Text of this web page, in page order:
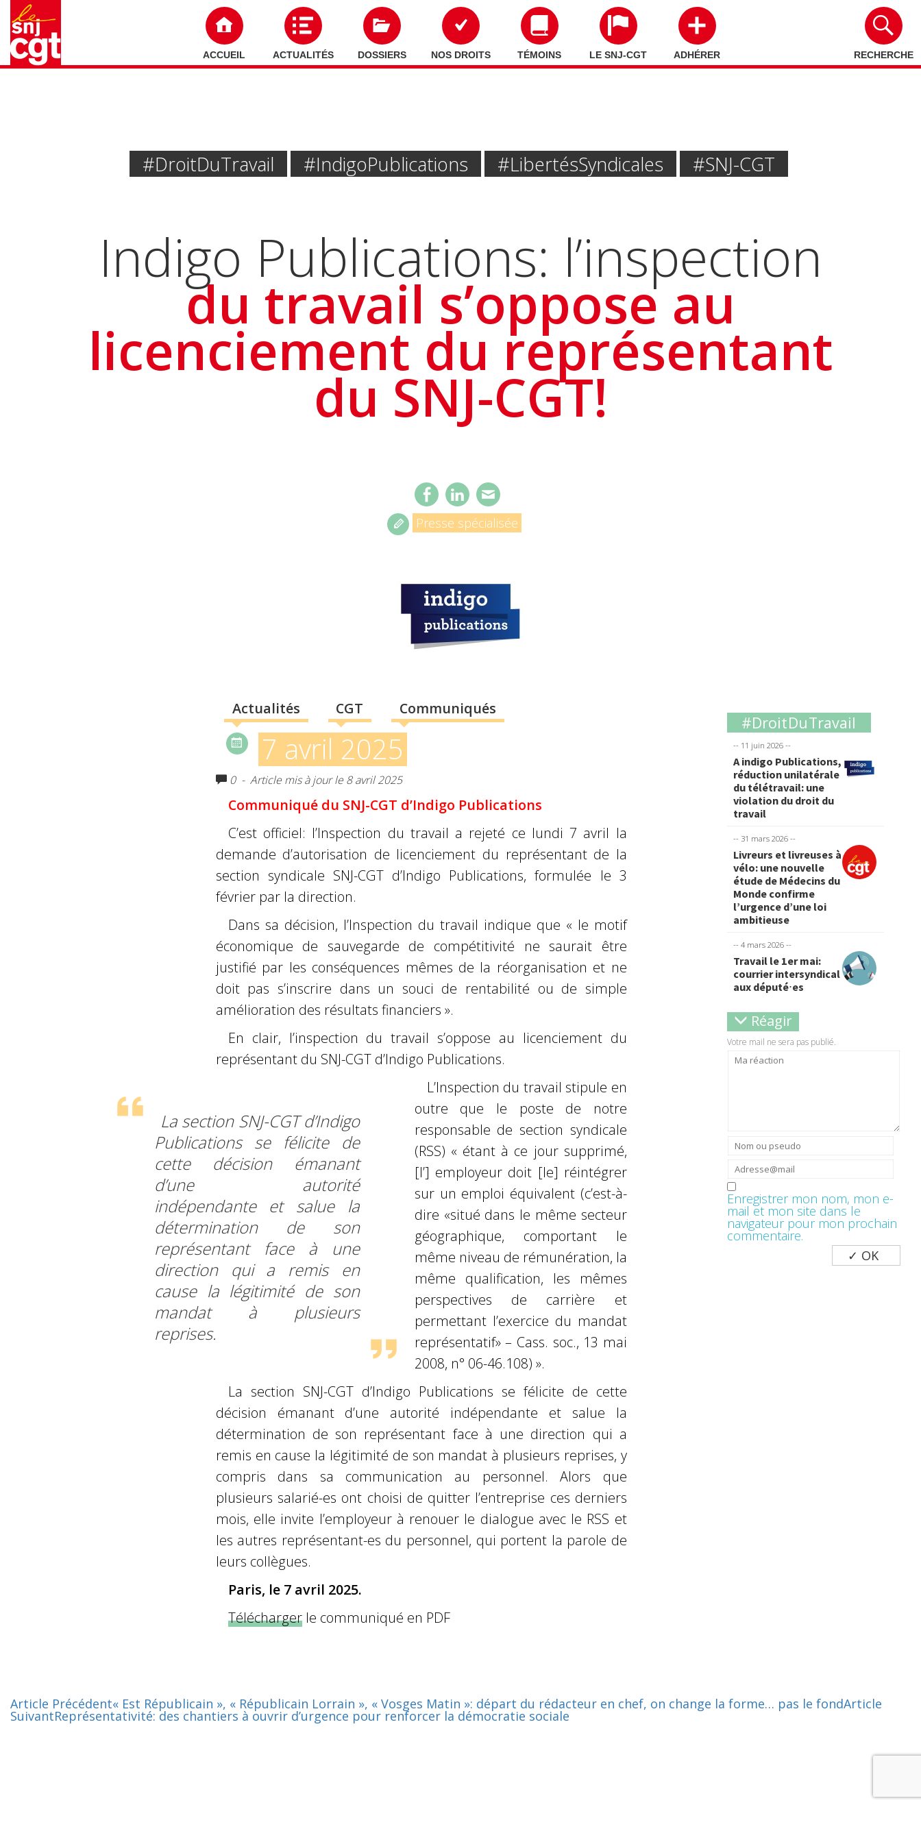
ACCUEIL ACTUALITÉS DOSSIERS NOS DROITS TÉMOINS LE SNJ-CGT ADHÉRER RECHERCHE
#Droit Du Travail #IndigoPublications #libertés Syndicales #SNJ-CGT
Indigo Publications: l’inspection
du travail s’oppose au
licenciement du représentant
du SNJ-CGT!
Presse spécialisée
Actualités CGT Communiqués
7 avril 2025
0 - Article mis à jour le 8 avril 2025
Communiqué du SNJ-CGT d’Indigo Publications
C’est officiel: l’Inspection du travail a rejeté ce lundi 7 avril la
demande d’autorisation de licenciement du représentant de la
section syndicale SNJ-CGT d’Indigo Publications, formulée le 3
février par la direction.
Dans sa décision, l’Inspection du travail indique que « le motif
économique de sauvegarde de compétitivité ne saurait être
justifié par les conséquences mêmes de la réorganisation et ne
doit pas s’inscrire dans un souci de rentabilité ou de simple
amélioration des résultats financiers ».
En clair, l’inspection du travail s’oppose au licenciement du
représentant du SNJ-CGT d’Indigo Publications.
La section SNJ-CGT d’Indigo
Publications se félicite de
cette décision émanant
d’une autorité
indépendante et salue la
détermination de son
représentant face à une
direction qui a remis en
cause la légitimité de son
mandat à plusieurs
reprises.
L’Inspection du travail stipule en
outre que le poste de notre
responsable de section syndicale
(RSS) « étant à ce jour supprimé,
[l’] employeur doit [le] réintégrer
sur un emploi équivalent (c’est-à-
dire «situé dans le même secteur
géographique, comportant le
même niveau de rémunération, la
même qualification, les mêmes
perspectives de carrière et
permettant l’exercice du mandat
représentatif» – Cass. soc., 13 mai
2008, n° 06-46.108) ».
La section SNJ-CGT d’Indigo Publications se félicite de cette
décision émanant d’une autorité indépendante et salue la
détermination de son représentant face à une direction qui a
remis en cause la légitimité de son mandat à plusieurs reprises, y
compris dans sa communication au personnel. Alors que
plusieurs salarié-es ont choisi de quitter l’entreprise ces derniers
mois, elle invite l’employeur à renouer le dialogue avec le RSS et
les autres représentant-es du personnel, qui portent la parole de
leurs collègues.
Paris, le 7 avril 2025.
Téléchargerle communiqué en PDF
#Droit Du Travail
-- 11 juin 2026 --
A indigo Publications,
réduction unilatérale
du télétravail: une
violation du droit du
travail
-- 31 mars 2026 --
Livreurs et livreuses à
vélo: une nouvelle
étude de Médecins du
Monde confirme
l’urgence d’une loi
ambitieuse
-- 4 mars 2026 --
Travail le 1er mai:
courrier intersyndical
aux député⋅es
Réagir
Votre mail ne sera pas publié.
Enregistrer mon nom, mon e-
mail et mon site dans le
navigateur pour mon prochain
commentaire.
Article Précédent« Est Républicain », « Républicain Lorrain », « Vosges Matin »: départ du rédacteur en chef, on change la forme… pas le fondArticle
SuivantReprésentativité: des chantiers à ouvrir d’urgence pour renforcer la démocratie sociale